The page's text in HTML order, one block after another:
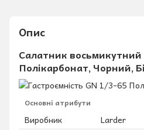
Опис
Салатник
Полікарбонат, Чорний,
Основні атрибути
Виробник
Larder